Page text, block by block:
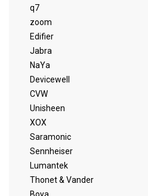
q7
zoom
Edifier
Jabra
NaYa
Devicewell
CVW
Unisheen
XOX
Saramonic
Sennheiser
Lumantek
Thonet & Vander